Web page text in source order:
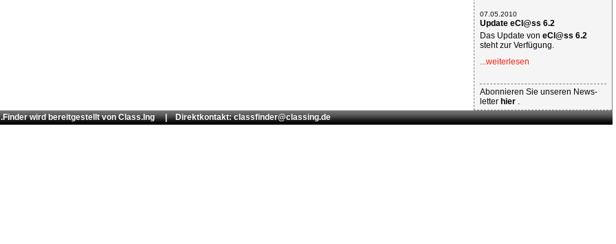
07.05.2010
Update eCl@ss 6.2
Das Update von eCl@ss 6.2
steht zur Verfügung.
...weiterlesen
Abonnieren Sie unseren News-
letter hier .
wird bereitgestellt vonClass.Ing| Direktkontakt: classfinder@classing.de